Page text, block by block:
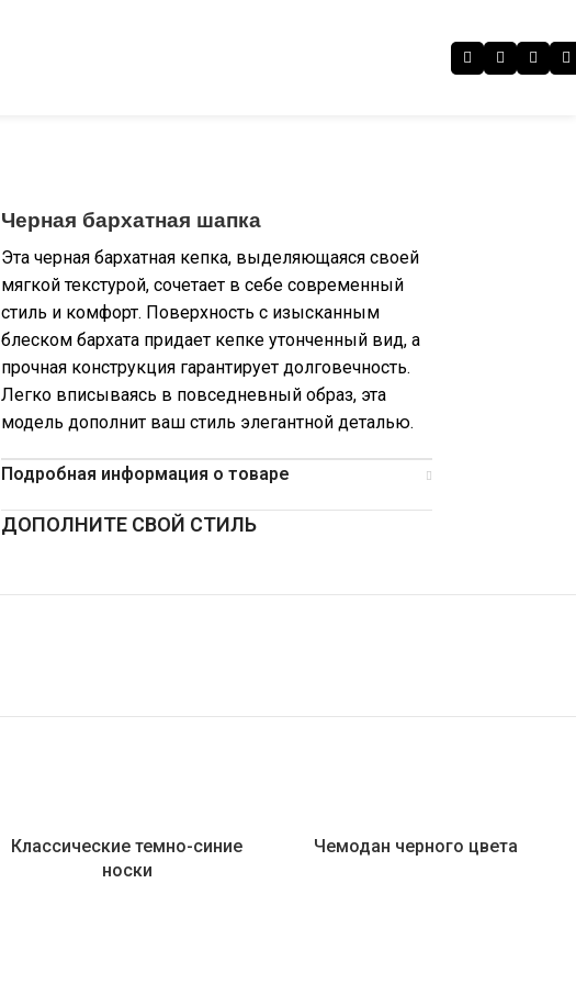
Черная бархатная шапка
Эта черная бархатная кепка, выделяющаяся своей
мягкой текстурой, сочетает в себе современный
стиль и комфорт. Поверхность с изысканным
блеском бархата придает кепке утонченный вид, а
прочная конструкция гарантирует долговечность.
Легко вписываясь в повседневный образ, эта
модель дополнит ваш стиль элегантной деталью.
Подробная информация о товаре
ДОПОЛНИТЕ СВОЙ СТИЛЬ
Классические темно-синие
носки
Чемодан черного цвета